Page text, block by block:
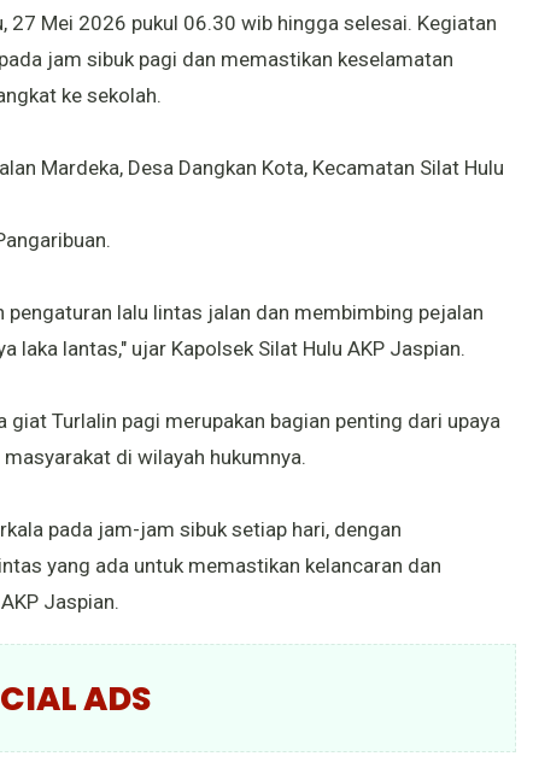
27 Mei 2026 pukul 06.30 wib hingga selesai. Kegiatan
jam sibuk pagi dan memastikan keselamatan
ke sekolah.
Mardeka, Desa Dangkan Kota, Kecamatan Silat Hulu
lalu lintas jalan dan membimbing pejalan
lantas," ujar Kapolsek Silat Hulu AKP Jaspian.
giat Turlalin pagi merupakan bagian penting dari upaya
di wilayah hukumnya.
pada jam-jam sibuk setiap hari, dengan
yang ada untuk memastikan kelancaran dan
Jaspian.
ADS